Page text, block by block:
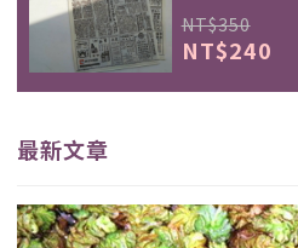
NT$350
NT$240
最新文章